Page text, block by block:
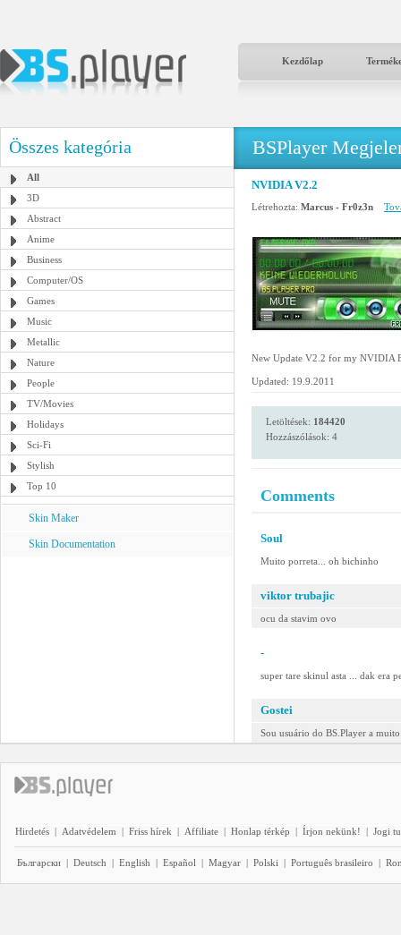
Kezdőlap
Összes kategória
All
3D
Abstract
Anime
Business
Computer/OS
Games
Music
Metallic
Nature
People
TV/Movies
Holidays
Sci-Fi
Stylish
Top 10
Skin Maker
Skin Documentation
BSPlayer
NVIDIA V2.2
Létrehozta: Marcus - Fr0z3n
New Update V2.2 for my NVIDIA
Updated: 19.9.2011
Letöltések: 184420
Hozzászólások: 4
Comments
Soul
Muito porreta... oh bichinho
viktor trubajic
ocu da stavim ovo
-
super tare skinul asta ... dak era
Gostei
Sou usuário do BS.Player a
Hirdetés | Adatvédelem | Friss hírek | Affiliate | Honlap térkép | Írjon nekünk! | Jogi
Български | Deutsch | English | Español | Magyar | Polski | Português brasileiro |